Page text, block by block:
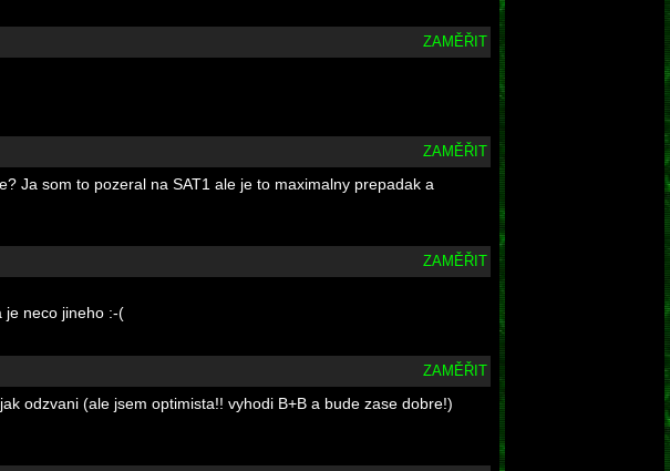
ZAMĚŘIT
ZAMĚŘIT
Ja som to pozeral na SAT1 ale je to maximalny prepadak a
ZAMĚŘIT
je neco jineho :-(
ZAMĚŘIT
odzvani (ale jsem optimista!! vyhodi B+B a bude zase dobre!)